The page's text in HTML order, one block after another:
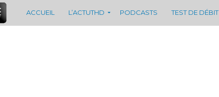
ACCUEIL L’ACTUTHD PODCASTS TEST DE DÉBIT